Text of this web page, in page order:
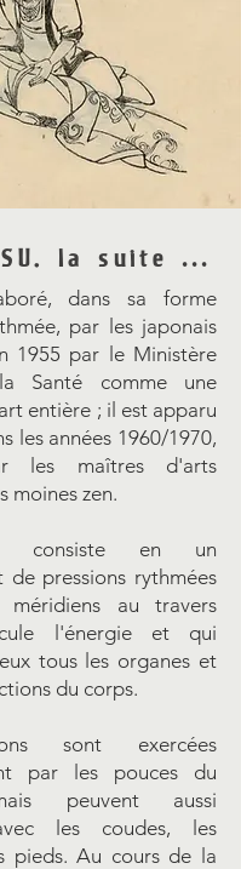
la suite ...
dans sa forme
par les japonais
1955 par le Ministère
Santé comme une
entière ; il est apparu
les années 1960/1970,
les maîtres d'arts
moines zen.
consiste en un
de pressions rythmées
au travers
l'énergie et qui
tous les organes et
du corps.
sont exercées
par les pouces du
peuvent aussi
les coudes, les
pieds. Au cours de la